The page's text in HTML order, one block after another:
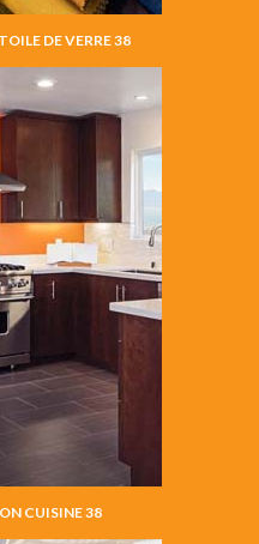
DE VERRE 38
CUISINE 38